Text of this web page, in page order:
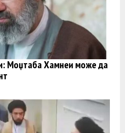
Моџтаба Хамнеи може да